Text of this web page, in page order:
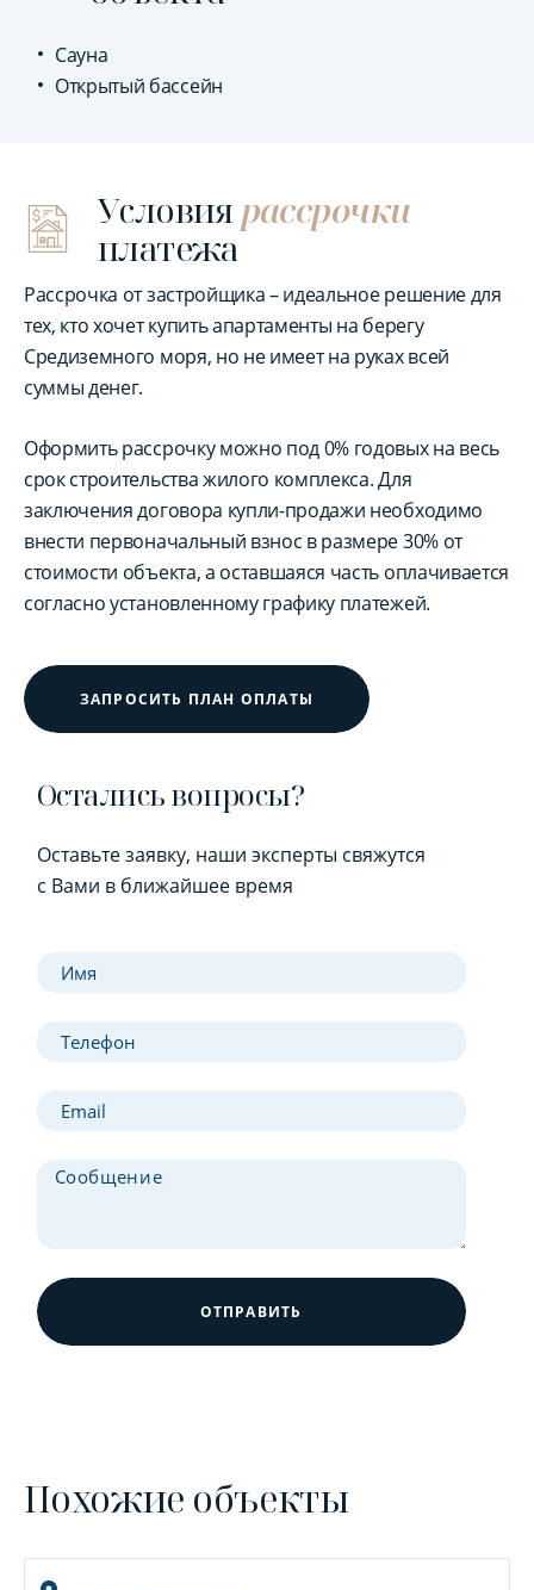
Сауна
Открытый бассейн
Условиярассрочки
платежа
Рассрочка от застройщика – идеальное решение для
тех, кто хочет купить апартаменты на берегу
Средиземного моря, но не имеет на руках всей
суммы денег.
Оформить рассрочку можно под 0% годовых на весь
срок строительства жилого комплекса. Для
заключения договора купли-продажи необходимо
внести первоначальный взнос в размере 30% от
стоимости объекта, а оставшаяся часть оплачивается
согласно установленному графику платежей.
ЗАПРОСИТЬ ПЛАН ОПЛАТЫ
Остались вопросы?
Оставьте заявку, наши эксперты свяжутся
с Вами в ближайшее время
ОТПРАВИТЬ
Похожие объекты